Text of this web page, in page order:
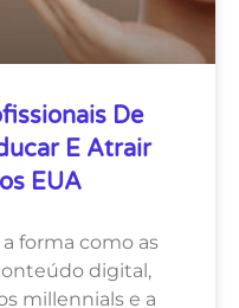
De
E Atrair
EUA
forma como as
digital,
millennials e a